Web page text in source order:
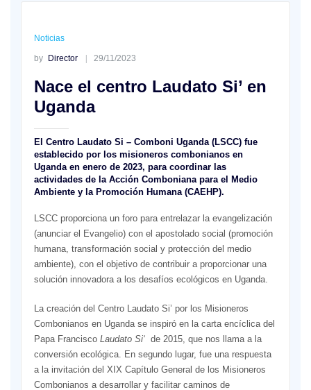
Noticias
by Director 29/11/2023
Nace el centro Laudato Si’ en
Uganda
El Centro Laudato Si – Comboni Uganda (LSCC) fue
establecido por los misioneros combonianos en
Uganda en enero de 2023, para coordinar las
actividades de la Acción Comboniana para el Medio
Ambiente y la Promoción Humana (CAEHP).
LSCC proporciona un foro para entrelazar la evangelización
(anunciar el Evangelio) con el apostolado social (promoción
humana, transformación social y protección del medio
ambiente), con el objetivo de contribuir a proporcionar una
solución innovadora a los desafíos ecológicos en Uganda.
La creación del Centro Laudato Si’ por los Misioneros
Combonianos en Uganda se inspiró en la carta encíclica del
Papa Francisco Laudato Si‘ de 2015, que nos llama a la
conversión ecológica. En segundo lugar, fue una respuesta
a la invitación del XIX Capítulo General de los Misioneros
Combonianos a desarrollar y facilitar caminos de